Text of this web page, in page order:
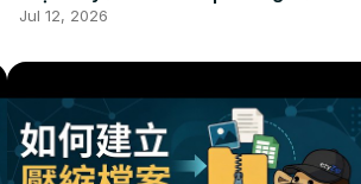
Đặt Phần Mềm
Jul 12, 2026